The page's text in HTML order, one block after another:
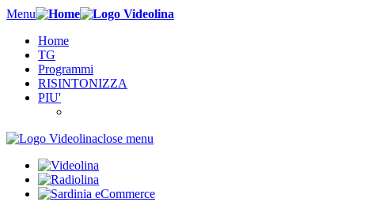
Menu
Home
TG
Programmi
RISINTONIZZA
PIU'
close menu